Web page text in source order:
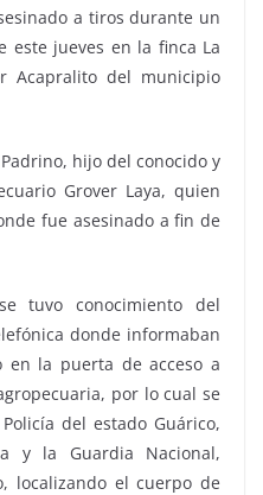
a tiros durante un
este jueves en la finca La
Acapralito del municipio
hijo del conocido y
Grover Laya, quien
fue asesinado a fin de
tuvo conocimiento del
donde informaban
en la puerta de acceso a
por lo cual se
del estado Guárico,
y la Guardia Nacional,
localizando el cuerpo de